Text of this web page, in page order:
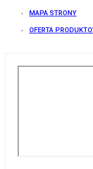
MAPA STRONY
OFERTA